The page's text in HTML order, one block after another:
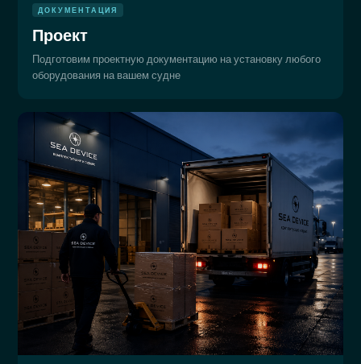
ДОКУМЕНТАЦИЯ
Проект
Подготовим проектную документацию на установку любого
оборудования на вашем судне